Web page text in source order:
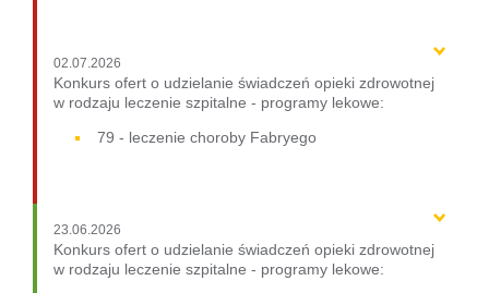
02.07.2026
Konkurs ofert o udzielanie świadczeń opieki zdrowotnej
w rodzaju leczenie szpitalne - programy lekowe:
79 - leczenie choroby Fabryego
23.06.2026
Konkurs ofert o udzielanie świadczeń opieki zdrowotnej
w rodzaju leczenie szpitalne - programy lekowe: